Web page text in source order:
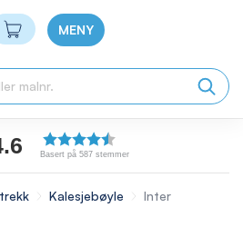
Min handlekurv
MENY
Basert på 587 stemmer
Kalesjebøyle Inter